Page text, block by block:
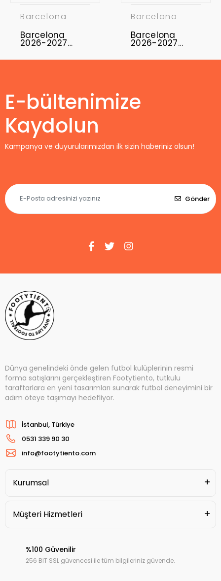
Barcelona
Barcelona
2026-2027
BAR-01
Barcelona
Barcelona
2026-2027
BAR-02
E-bültenimize
Kaydolun
Kampanya ve duyurularımızdan ilk sizin haberiniz olsun!
Gönder
Dünya genelindeki önde gelen futbol kulüplerinin resmi
forma satışlarını gerçekleştiren Footytiento, tutkulu
taraftarlara en yeni tasarımları sunarak futbol deneyimini bir
adım öteye taşımayı hedefliyor.
İstanbul, Türkiye
0531 339 90 30
info@footytiento.com
Kurumsal
Müşteri Hizmetleri
%100 Güvenilir
256 BIT SSL güvencesi ile tüm bilgileriniz güvende.